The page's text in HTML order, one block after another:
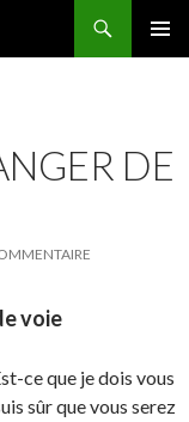
DE
voie
ce que je dois vous
sûr que vous serez